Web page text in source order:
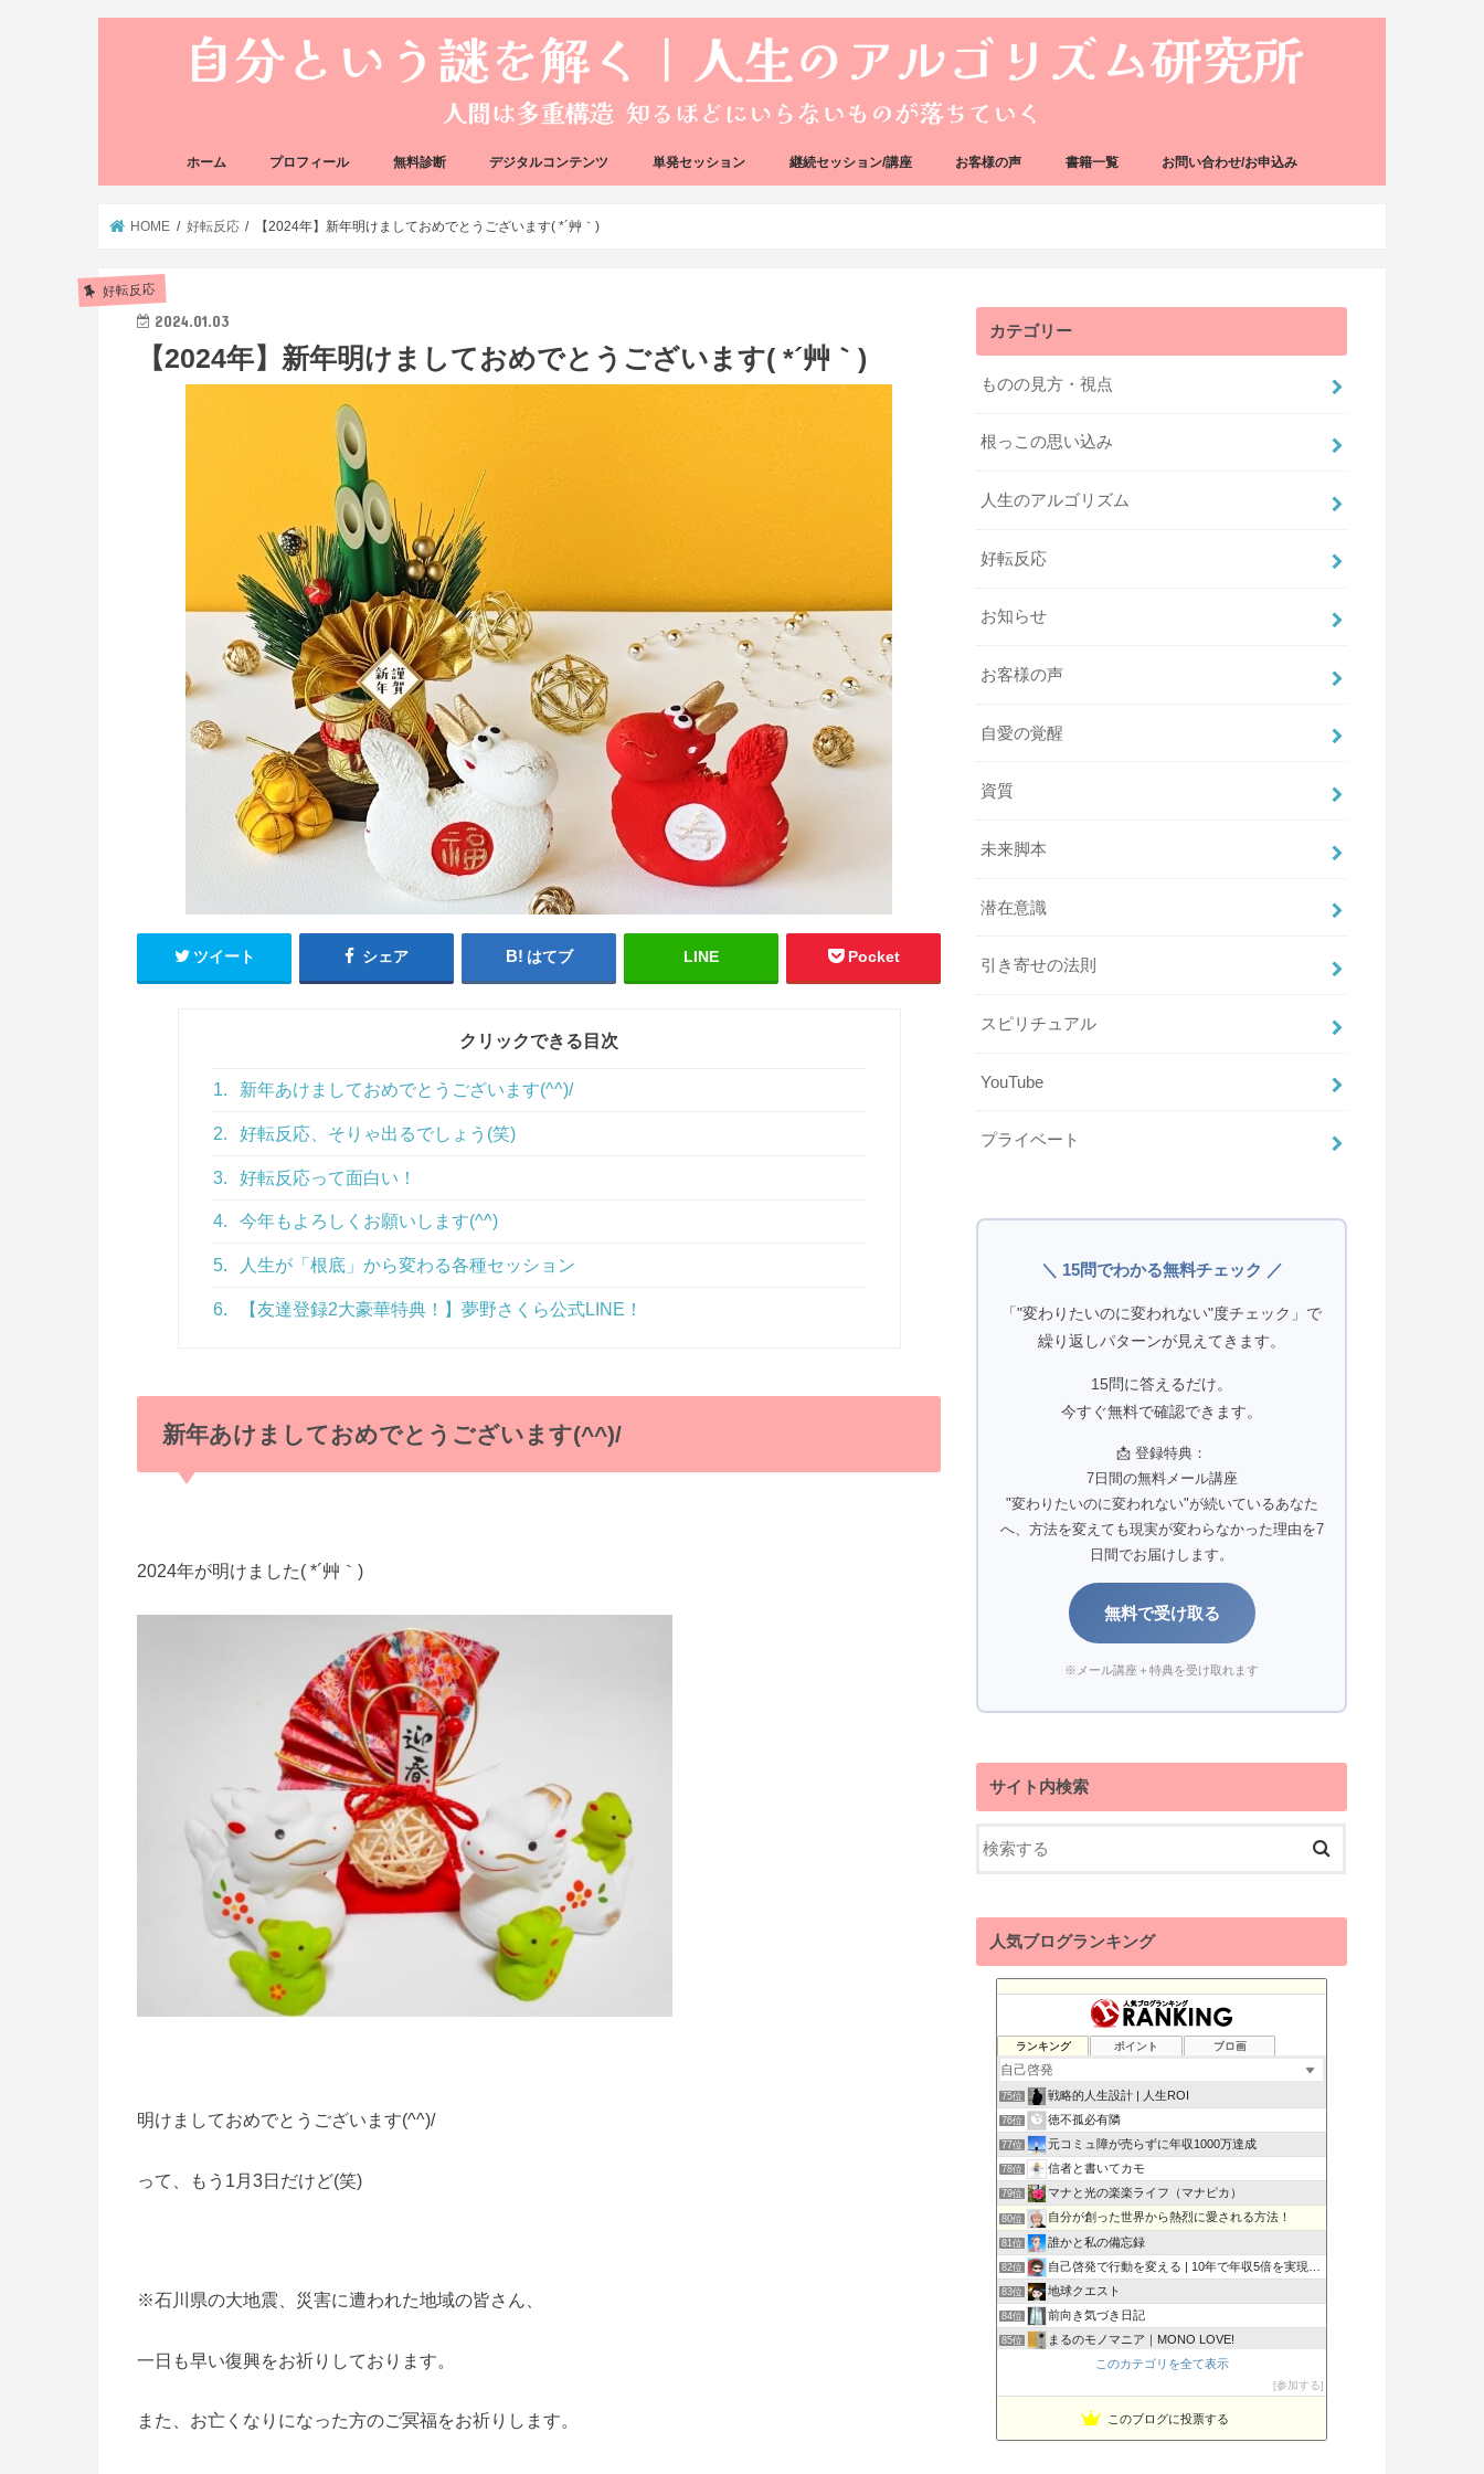
ホーム プロフィール 無料診断 デジタルコンテンツ 単発セッション 継続セッション/講座 お客様の声 書籍一覧 お問い合わせ/お申込み
HOME 好転反応 【2024年】新年明けましておめでとうございます( *´艸｀)
好転反応
2024.01.03
【2024年】新年明けましておめでとうございます( *´艸｀)
ツイート シェア はてブ LINE Pocket
クリックできる目次
1. 新年あけましておめでとうございます(^^)/
2. 好転反応、そりゃ出るでしょう(笑)
3. 好転反応って面白い！
4. 今年もよろしくお願いします(^^)
5. 人生が「根底」から変わる各種セッション
6. 【友達登録2大豪華特典！】夢野さくら公式LINE！
新年あけましておめでとうございます(^^)/
2024年が明けました( *´艸｀)
明けましておめでとうございます(^^)/
って、もう1月3日だけど(笑)
※石川県の大地震、災害に遭われた地域の皆さん、
一日も早い復興をお祈りしております。
また、お亡くなりになった方のご冥福をお祈りします。
カテゴリー
ものの見方・視点
根っこの思い込み
人生のアルゴリズム
好転反応
お知らせ
お客様の声
自愛の覚醒
資質
未来脚本
潜在意識
引き寄せの法則
スピリチュアル
YouTube
プライベート
＼ 15問でわかる無料チェック ／
「"変わりたいのに変われない"度チェック」で
繰り返しパターンが見えてきます。
15問に答えるだけ。
今すぐ無料で確認できます。
📩 登録特典：
7日間の無料メール講座
"変わりたいのに変われない"が続いているあなた
へ、方法を変えても現実が変わらなかった理由を7
日間でお届けします。
無料で受け取る
※メール講座＋特典を受け取れます
サイト内検索
人気ブログランキング
ランキング ポイント ブロ画
73位 普遍は変化する
74位 営業初心者応援ブログ
75位 戦略的人生設計 | 人生ROI
76位 徳不孤必有隣
77位 元コミュ障が売らずに年収1000万達成
78位 信者と書いてカモ
79位 マナと光の楽楽ライフ（マナピカ）
80位 自分が創った世界から熱烈に愛される方法！
81位 誰かと私の備忘録
82位 自己啓発で行動を変える | 10年で年収5倍を実現した方法
83位 地球クエスト
84位 前向き気づき日記
85位 まるのモノマニア｜MONO LOVE!
ヒヨコ真理教このカテゴリを全て表示
参加する
このブログに投票する